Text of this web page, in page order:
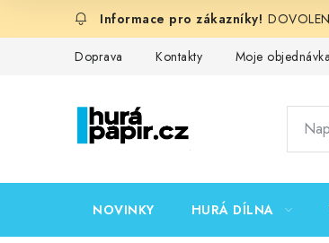
Doprava Kontakty Moje objednávka
NOVINKY HURÁ DÍLNA